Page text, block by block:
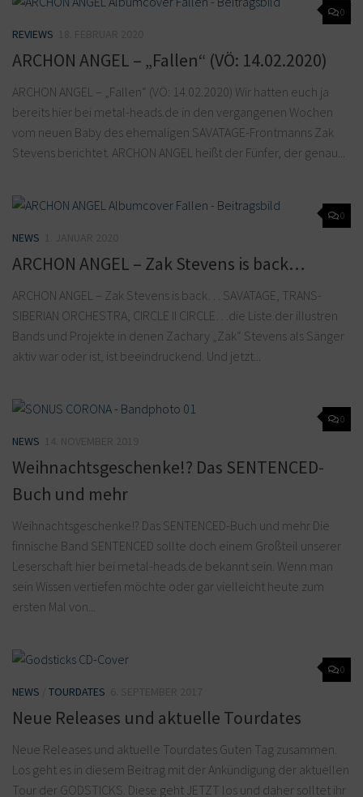
0
REVIEWS
ARCHON ANGEL – „Fallen“ (VÖ: 14.02.2020)
ARCHON ANGEL – „Fallen“ (VÖ: 14.02.2020) Wir hatten euch ja
bereits hier bei metal-heads.de in den vergangenen Wochen
vom neuen Baby des ehemaligen SAVATAGE-Frontmanns Zak
Stevens berichtet. ARCHON ANGEL heißt der Fünfer, der genau...
0
NEWS
ARCHON ANGEL – Zak Stevens is back…
ARCHON ANGEL – Zak Stevens is back… SAVATAGE, TRANS-
SIBERIAN ORCHESTRA, CIRCLE II CIRCLE…die Liste der illustren
Bands und Projekte in denen Zachary „Zak“ Stevens als Sänger
aktiv war oder ist, ist beeindruckend. Und jetzt...
0
NEWS
Weihnachtsgeschenke!? Das SENTENCED-
Buch und mehr
Weihnachtsgeschenke!? Das SENTENCED-Buch und mehr Die
finnische Band SENTENCED sollte doch einem Großteil unserer
Leserschaft hier bei metal-heads.de bekannt sein. Wenn man
sein Wissen vertiefen möchte oder gar vielleicht heute zum
ersten Mal von...
0
NEWS TOURDATES
Neue Releases und aktuelle Tourdates
Neue Releases und aktuelle Tourdates Guten Tag zusammen.
Los geht es in diesem Beitrag mit der Ankündigung der aktuellen
Tour der GODSTICKS. Diese geht JETZT los und daher solltet ihr